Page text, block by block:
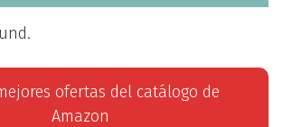
ofertas del catálogo de
Amazon